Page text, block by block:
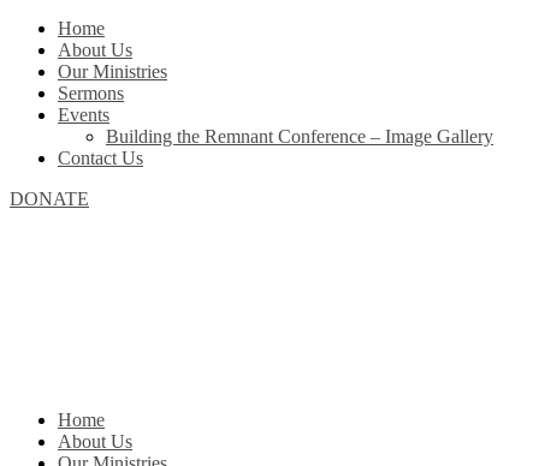
Home
About Us
Our Ministries
Sermons
Events
Building the Remnant Conference – Image Gallery
Contact Us
DONATE
Home
About Us